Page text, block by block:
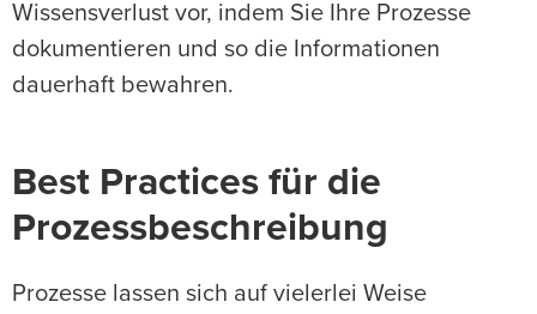
Wissensverlust vor, indem Sie Ihre Prozesse
dokumentieren und so die Informationen
dauerhaft bewahren.
Best Practices für die
Prozessbeschreibung
Prozesse lassen sich auf vielerlei Weise